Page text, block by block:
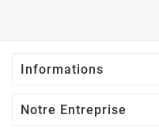
Informations
Notre Entreprise